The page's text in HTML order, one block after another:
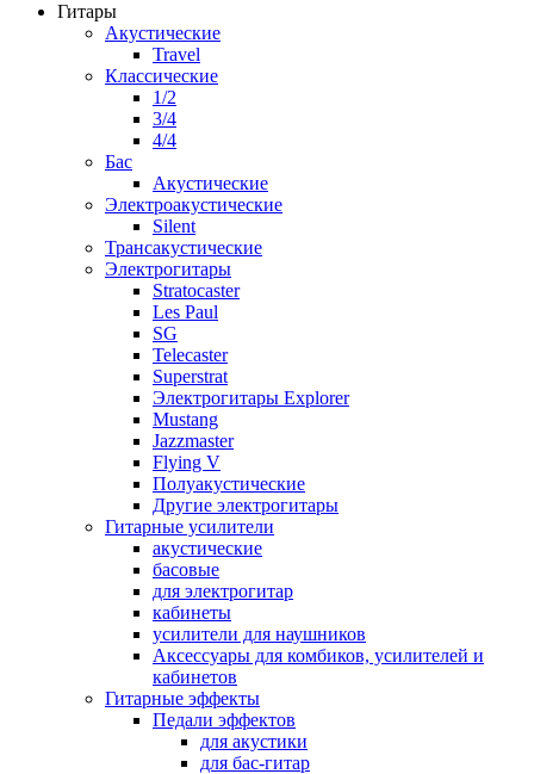
Гитары
Акустические
Travel
Классические
1/2
3/4
4/4
Бас
Акустические
Электроакустические
Silent
Трансакустические
Электрогитары
Stratocaster
Les Paul
SG
Telecaster
Superstrat
Электрогитары Explorer
Mustang
Jazzmaster
Flying V
Полуакустические
Другие электрогитары
Гитарные усилители
акустические
басовые
для электрогитар
кабинеты
усилители для наушников
Аксессуары для комбиков, усилителей и
кабинетов
Гитарные эффекты
Педали эффектов
для акустики
для бас-гитар